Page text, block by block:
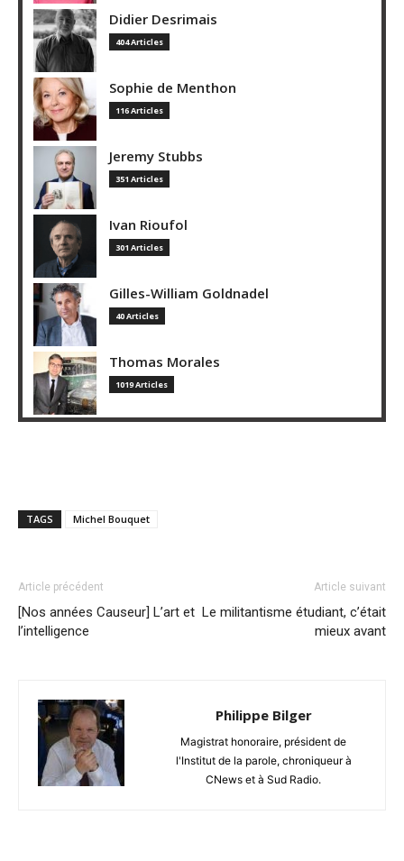
Didier Desrimais
404 Articles
Sophie de Menthon
116 Articles
Jeremy Stubbs
351 Articles
Ivan Rioufol
301 Articles
Gilles-William Goldnadel
40 Articles
Thomas Morales
1019 Articles
TAGS Michel Bouquet
Article précédent
[Nos années Causeur] L’art et
l’intelligence
Article suivant
Le militantisme étudiant, c’était
mieux avant
Philippe Bilger
Magistrat honoraire, président de
l'Institut de la parole, chroniqueur à
CNews et à Sud Radio.